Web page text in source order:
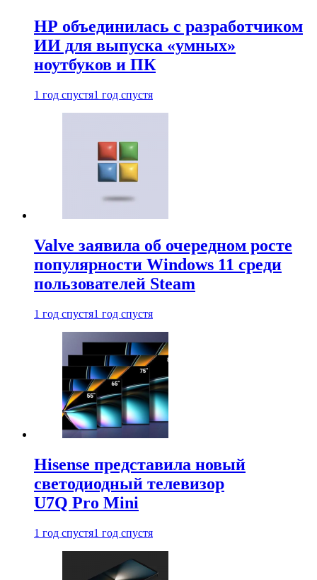
HP объединилась с разработчиком
ИИ для выпуска «умных»
ноутбуков и ПК
1 год спустя1 год спустя
Valve заявила об очередном росте
популярности Windows 11 среди
пользователей Steam
1 год спустя1 год спустя
Hisense представила новый
светодиодный телевизор
U7Q Pro Mini
1 год спустя1 год спустя